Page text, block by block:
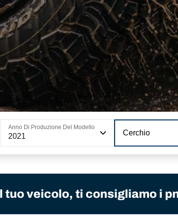
Anno Di Produzione Del Modello
2021 Cerchio
tuo veicolo, ti consigliamo i